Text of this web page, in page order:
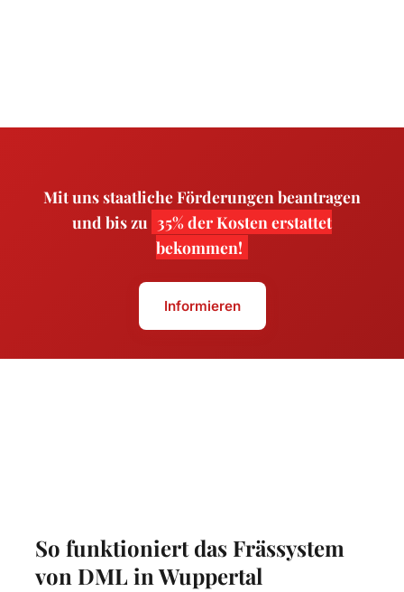
Mit uns staatliche Förderungen beantragen
und bis zu 35% der Kosten erstattet
bekommen!
Informieren
So funktioniert das Frässystem
von DML in Wuppertal